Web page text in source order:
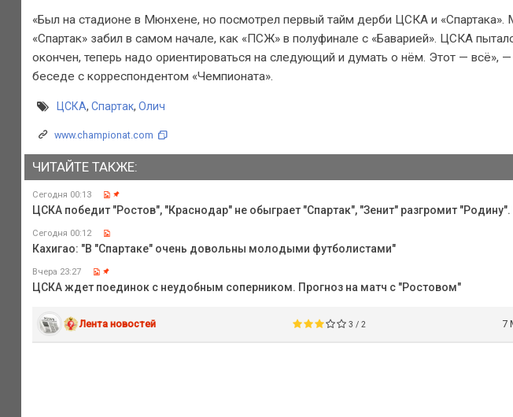
«Был на стадионе в Мюнхене, но посмотрел первый тайм дерби ЦСКА и «Спартака».
«Спартак» забил в самом начале, как «ПСЖ» в полуфинале с «Баварией». ЦСКА
окончен, теперь надо ориентироваться на следующий и думать о нём. Этот — всё»,
беседе с корреспондентом «Чемпионата».
ЦСКА, Спартак, Олич
www.championat.com
ЧИТАЙТЕ ТАКЖЕ:
Сегодня 00:13
ЦСКА победит "Ростов", "Краснодар" не обыграет "Спартак", "Зенит" разгромит
Сегодня 00:12
Кахигао: "В "Спартаке" очень довольны молодыми футболистами"
Вчера 23:27
ЦСКА ждет поединок с неудобным соперником. Прогноз на матч с "Ростовом"
Лента новостей 3 / 2 7